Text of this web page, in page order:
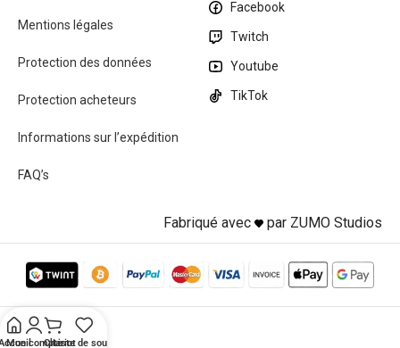
Mentions légales
Protection des données
Protection acheteurs
Informations sur l’expédition
FAQ’s
Facebook
Twitch
Youtube
TikTok
Fabriqué avec par ZUMO Studios
Mon compte
Chariot
Liste de souhaits